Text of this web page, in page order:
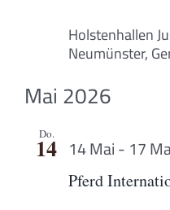
Holstenhallen
Neumünster,
Mai 2026
Do.
14
Pferd
14 Mai-17